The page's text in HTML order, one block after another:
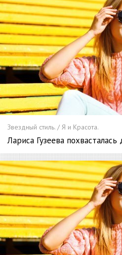
Звездный стиль. / Я и Красота.
Лариса Гузеева